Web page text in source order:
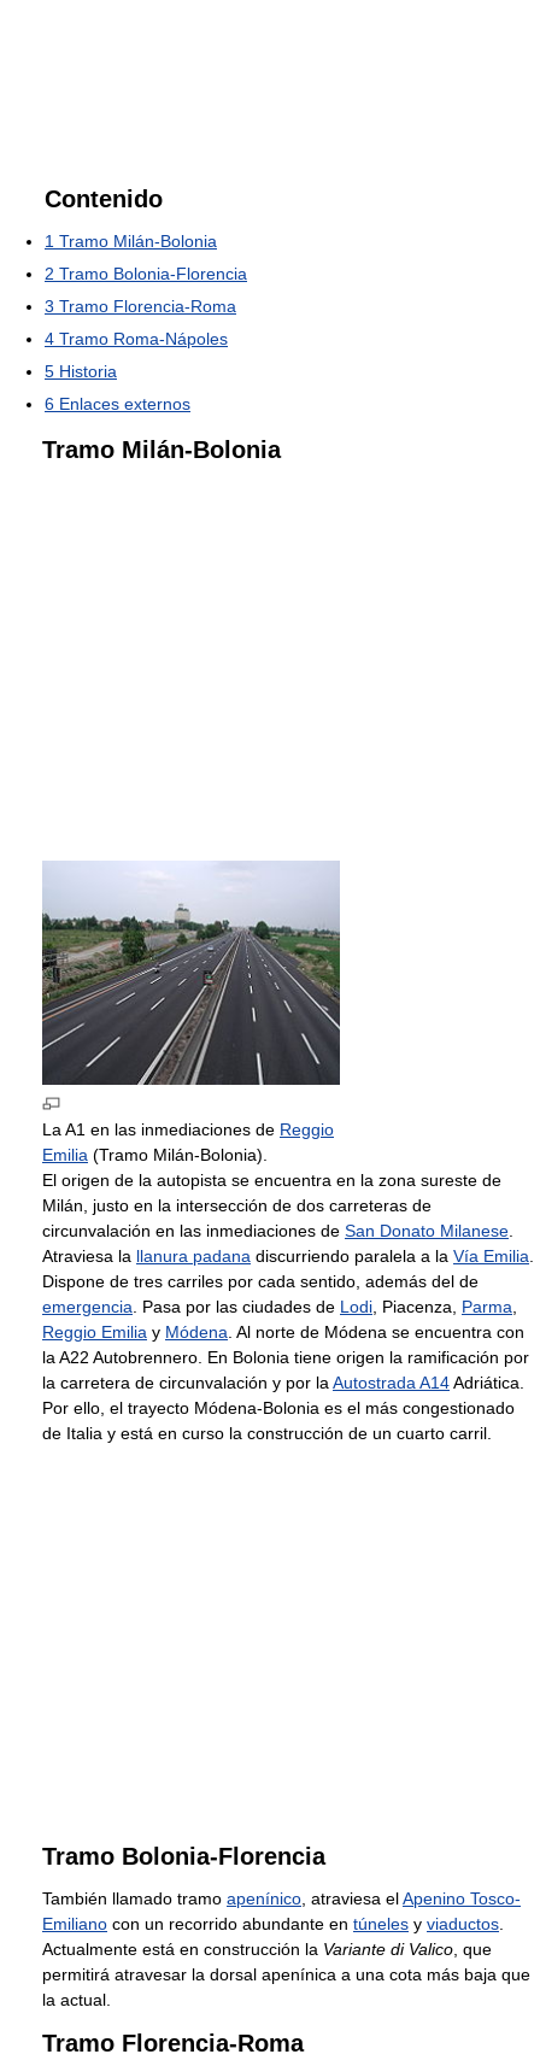
Contenido
1 Tramo Milán-Bolonia
2 Tramo Bolonia-Florencia
3 Tramo Florencia-Roma
4 Tramo Roma-Nápoles
5 Historia
6 Enlaces externos
Tramo Milán-Bolonia
La A1 en las inmediaciones de Reggio
Emilia (Tramo Milán-Bolonia).
El origen de la autopista se encuentra en la zona sureste de
Milán, justo en la intersección de dos carreteras de
circunvalación en las inmediaciones de San Donato Milanese
Atraviesa la llanura padana discurriendo paralela a la Vía Emilia
Dispone de tres carriles por cada sentido, además del de
emergencia . Pasa por las ciudades de Lodi , Piacenza, Parma
Reggio Emilia y Módena . Al norte de Módena se encuentra con
la A22 Autobrennero. En Bolonia tiene origen la ramificación por
la carretera de circunvalación y por la Autostrada A14Adriática.
Por ello, el trayecto Módena-Bolonia es el más congestionado
de Italia y está en curso la construcción de un cuarto carril.
Tramo Bolonia-Florencia
También llamado tramo apenínico , atraviesa elApenino Tosco-
Emiliano con un recorrido abundante en túneles y viaductos
Actualmente está en construcción la Variante di Valico , que
permitirá atravesar la dorsal apenínica a una cota más baja que
la actual.
Tramo Florencia-Roma